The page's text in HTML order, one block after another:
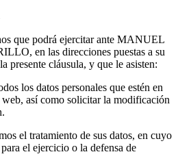
que podrá ejercitar ante MANUEL
en las direcciones puestas a su
presente cláusula, y que le asisten:
los datos personales que estén en
así como solicitar la modificación
el tratamiento de sus datos, en cuyo
el ejercicio o la defensa de